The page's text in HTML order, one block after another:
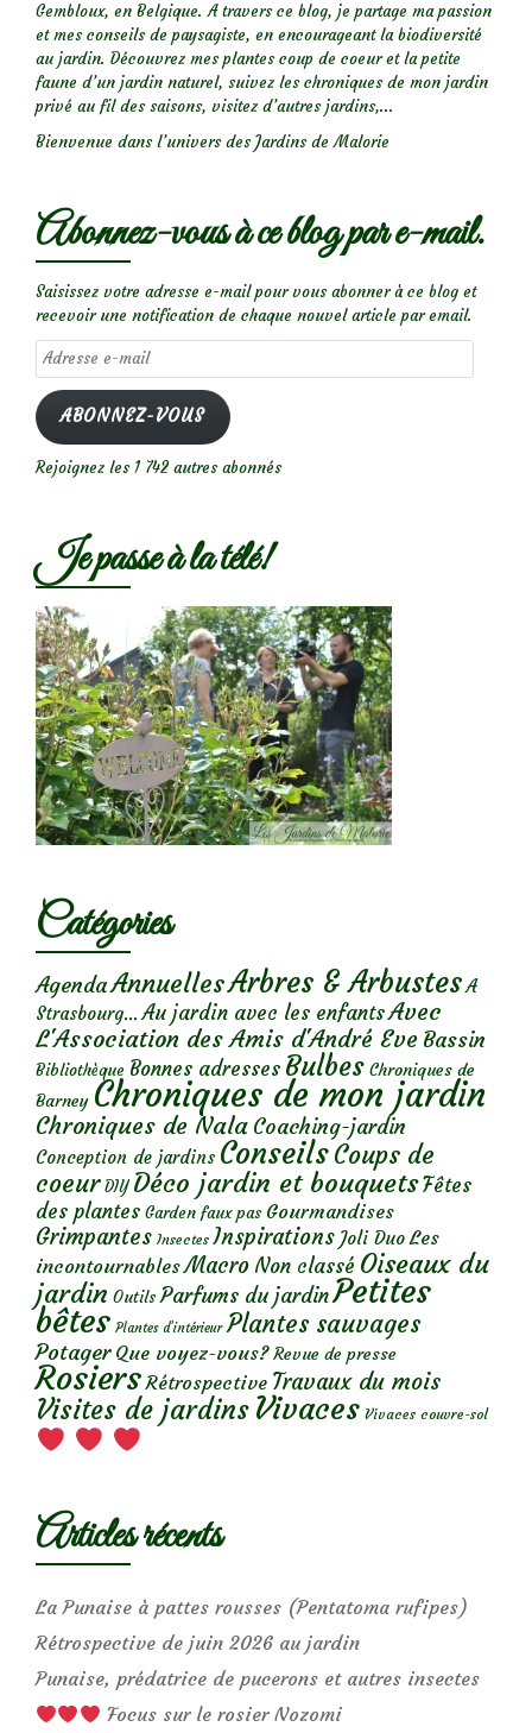
Gembloux, en Belgique. A travers ce blog, je partage ma passion
et mes conseils de paysagiste, en encourageant la biodiversité
au jardin. Découvrez mes plantes coup de coeur et la petite
faune d’un jardin naturel, suivez les chroniques de mon jardin
privé au fil des saisons, visitez d’autres jardins,...
Bienvenue dans l’univers des Jardins de Malorie
Abonnez-vous à ce blog par e-mail.
Saisissez votre adresse e-mail pour vous abonner à ce blog et
recevoir une notification de chaque nouvel article par email.
Adresse
e-
mail
ABONNEZ-VOUS
Rejoignez les 1 742 autres abonnés
Je passe à la télé!
Catégories
AgendaAnnuellesArbres & Arbustes A
Strasbourg... Au jardin avec les enfantsAvec
L'Association des Amis d'André Eve Bassin
Bibliothèque Bonnes adresses Bulbes Chroniques de
Barney Chroniques de mon jardin
Chroniques de Nala Coaching-jardin
Conception de jardins ConseilsCoups de
coeur DIY Déco jardin et bouquetsFêtes
des plantes Garden faux pas Gourmandises
Grimpantes Insectes Inspirations Joli Duo Les
incontournables Macro Non classé Oiseaux du
jardin Outils Parfums du jardinPetites
bêtes Plantes d’intérieur Plantes sauvages
Potager Que voyez-vous? Revue de presse
Rosiers Rétrospective Travaux du mois
Visites de jardins Vivaces Vivaces couvre-sol
Articles récents
La Punaise à pattes rousses (Pentatoma rufipes)
Rétrospective de juin 2026 au jardin
Punaise, prédatrice de pucerons et autres insectes
Focus sur le rosier Nozomi